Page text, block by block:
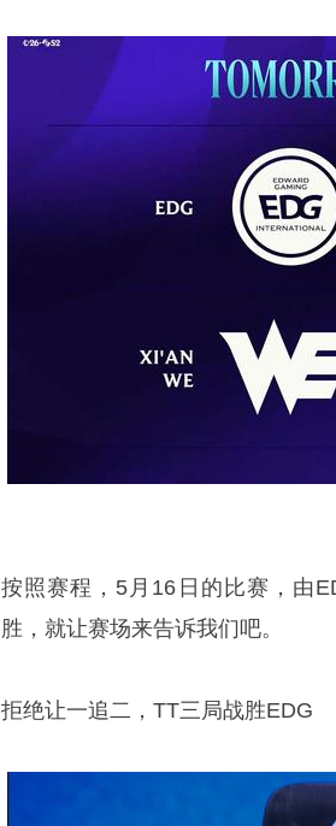
按照赛程，5月16日的比赛，由
胜，就让赛场来告诉我们吧。
拒绝让一追二，TT三局战胜EDG